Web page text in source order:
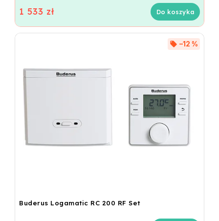
1 533 zł Do koszyka
Buderus Logamatic RC 200 RF Set
–12 %